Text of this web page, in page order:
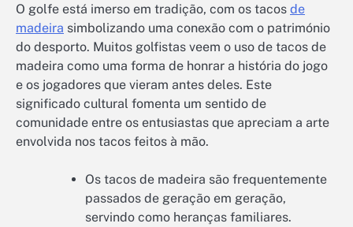
O golfe está imerso em tradição, com os tacos de
madeira simbolizando uma conexão com o património
do desporto. Muitos golfistas veem o uso de tacos de
madeira como uma forma de honrar a história do jogo
e os jogadores que vieram antes deles. Este
significado cultural fomenta um sentido de
comunidade entre os entusiastas que apreciam a arte
envolvida nos tacos feitos à mão.
Os tacos de madeira são frequentemente
passados de geração em geração,
servindo como heranças familiares.